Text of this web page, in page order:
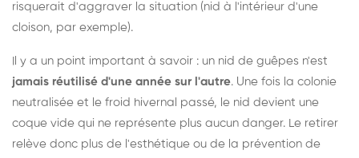
risquerait d'aggraver la situation (nid à l'intérieur d'une
cloison, par exemple).
Il y a un point important à savoir : un nid de guêpes n'est
jamais réutilisé d'une année sur l'autre. Une fois la colonie
neutralisée et le froid hivernal passé, le nid devient une
coque vide qui ne représente plus aucun danger. Le retirer
relève donc plus de l'esthétique ou de la prévention de